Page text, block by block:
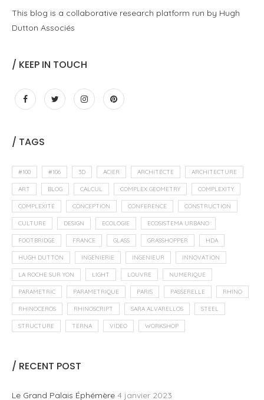
This blog is a collaborative research platform run by Hugh
Dutton Associés
/ KEEP IN TOUCH
/ TAGS
#100 #106 3D ACIER ARCHITECTE ARCHITECTURE
ART BLOG CALCUL COMPLEX GEOMETRY COMPLEXITY
COMPLEXITÉ CONCEPTION CONFERENCE CONSTRUCTION
CULTURE DESIGN ECOLOGIE ECOSISTEMA URBANO
FOOTBRIDGE FRANCE GLASS GRASSHOPPER HDA
HUGH DUTTON INGENIERIE INGENIEUR INNOVATION
LA ROCHE SUR YON LIGHT LOUVRE NUMERIQUE
PARAMETRIC PARAMETRIQUE PARIS PASSERELLE RHINO
RHINOCEROS RHINOSCRIPT SARA ALVARELLOS STEEL
STRUCTURE TERNA VIDEO WORKSHOP
/ RECENT POST
Le Grand Palais Éphémère 4 janvier 2023